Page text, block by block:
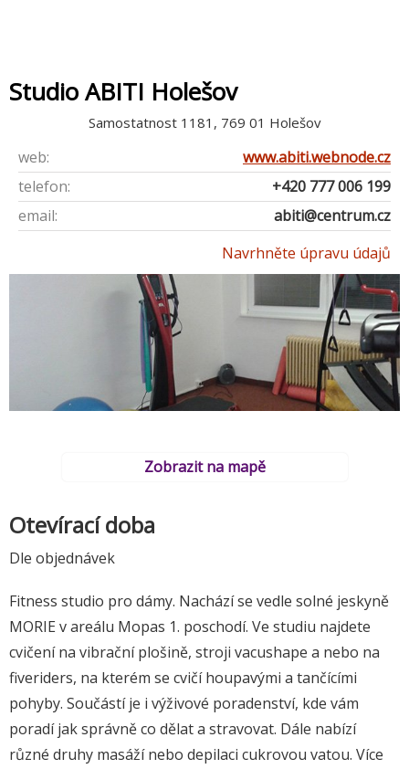
Studio ABITI Holešov
Samostatnost 1181, 769 01 Holešov
web:
www.abiti.webnode.cz
telefon:
+420 777 006 199
email:
abiti@centrum.cz
Navrhněte úpravu údajů
Zobrazit na mapě
Otevírací doba
Dle objednávek
Fitness studio pro dámy. Nachází se vedle solné jeskyně
MORIE v areálu Mopas 1. poschodí. Ve studiu najdete
cvičení na vibrační plošině, stroji vacushape a nebo na
fiveriders, na kterém se cvičí houpavými a tančícími
pohyby. Součástí je i výživové poradenství, kde vám
poradí jak správně co dělat a stravovat. Dále nabízí
různé druhy masáží nebo depilaci cukrovou vatou. Více